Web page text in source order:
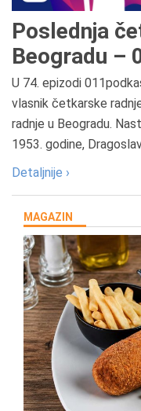
Poslednja
Beogradu –
U 74. epizodi
vlasnik četkarske
radnje u Beogradu.
1953. godine,
Detaljnije ›
MAGAZIN